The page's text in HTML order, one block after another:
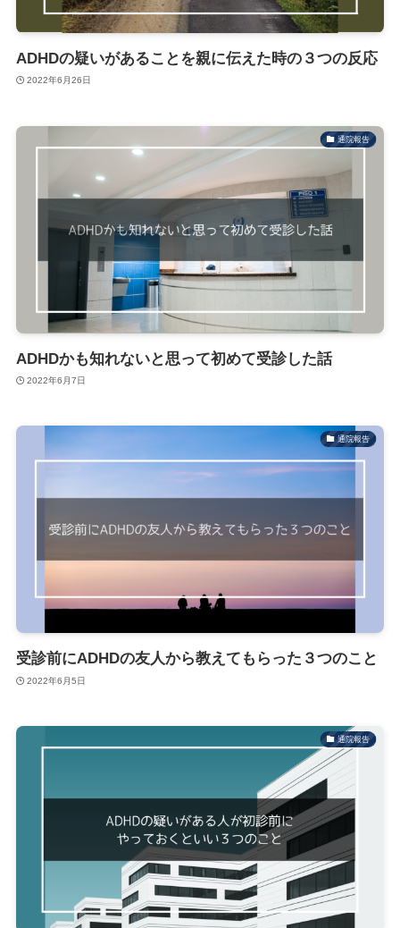
ADHDの疑いがあることを親に伝えた時の３つの反応
2022年6月26日
通院報告
ADHDかも知れないと思って初めて受診した話
2022年6月7日
通院報告
受診前にADHDの友人から教えてもらった３つのこと
2022年6月5日
通院報告